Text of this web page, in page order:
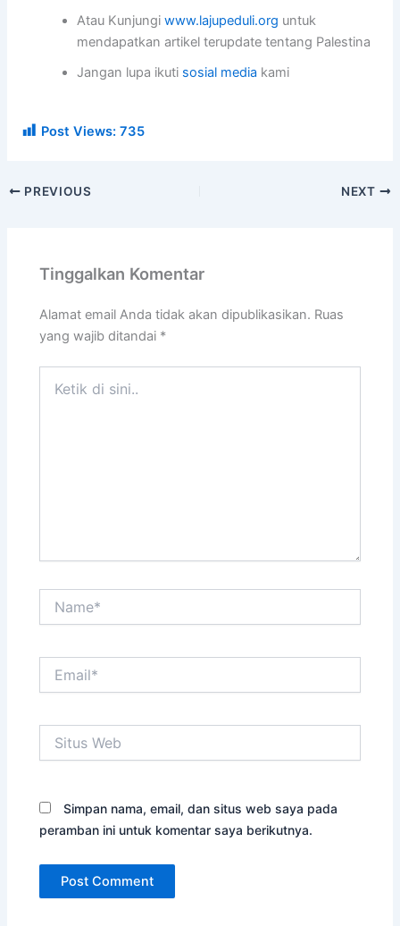
Atau Kunjungiwww.lajupeduli.org untuk
mendapatkan artikel terupdate tentang Palestina
Jangan lupa ikuti sosial media kami
Post Views: 735
PREVIOUS NEXT
Tinggalkan Komentar
Alamat email Anda tidak akan dipublikasikan. Ruas
yang wajib ditandai *
Web
Simpan nama, email, dan situs web saya pada
peramban ini untuk komentar saya berikutnya.